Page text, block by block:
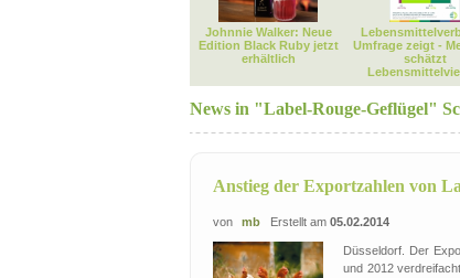
Johnnie Walker: Neue
Edition Black Ruby jetzt
erhältlich
Umfrage zeigt -
schätzt
News in "Label-Rouge-Geflügel"
Anstieg der Exportzahlen von
von mb Erstellt am 05.02.2014
Düsseldorf. Der
und 2012